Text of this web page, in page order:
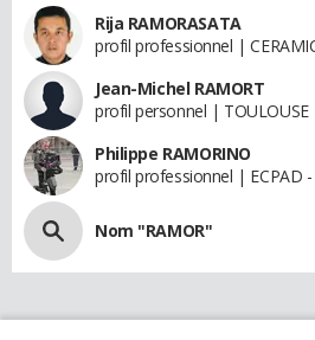
Rija RAMORASATA
profil professionnel |
Jean-Michel RAMORT
profil personnel | TOULOUSE
Philippe RAMORINO
profil professionnel | ECPAD -
Nom "RAMOR"